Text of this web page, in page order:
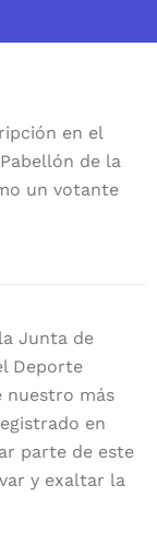
en el
de la
un votante
Junta de
Deporte
nuestro más
en
parte de este
y exaltar la